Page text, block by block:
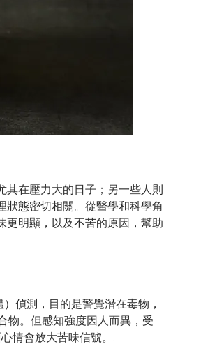
其在壓力大的日子；另一些人則
狀態密切相關。從醫學和科學角
更明顯，以及不苦的原因，幫助
偵測，目的是警覺潛在毒物，
物。但感知強度因人而異，受
情會放大苦味信號。.